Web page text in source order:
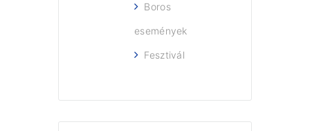
Boros
események
Fesztivál